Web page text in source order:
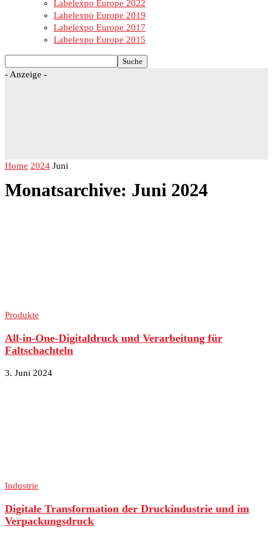
Labelexpo Europe 2022
Labelexpo Europe 2019
Labelexpo Europe 2017
Labelexpo Europe 2015
- Anzeige -
Home 2024 Juni
Monatsarchive: Juni 2024
Produkte
All-in-One-Digitaldruck und Verarbeitung für
Faltschachteln
3. Juni 2024
Industrie
Digitale Transformation der Druckindustrie und im
Verpackungsdruck